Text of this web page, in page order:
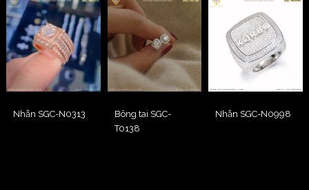
Nhẫn SGC-N0313
Bông tai SGC-
T0138
Nhẫn SGC-N0998